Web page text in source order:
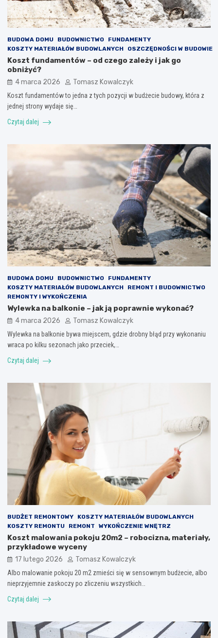
BUDOWA DOMU BUDOWNICTWO
FUNDAMENTY
KOSZTY MATERIAŁÓW BUDOWLANYCH
OSZCZĘDNOŚCI W BUDOWIE
Koszt fundamentów – od czego zależy i jak go
obniżyć?
4 marca 2026 Tomasz Kowalczyk
Koszt fundamentów to jedna z tych pozycji w budżecie budowy, która z
jednej strony wydaje się…
Czytaj dalej
BUDOWA DOMU BUDOWNICTWO
FUNDAMENTY
KOSZTY MATERIAŁÓW BUDOWLANYCH
REMONT I BUDOWNICTWO
REMONTY I WYKOŃCZENIA
Wylewka na balkonie – jak ją poprawnie wykonać?
4 marca 2026 Tomasz Kowalczyk
Wylewka na balkonie bywa miejscem, gdzie drobny błąd przy wykonaniu
wraca po kilku sezonach jako przeciek,…
Czytaj dalej
BUDŻET REMONTOWY
KOSZTY MATERIAŁÓW BUDOWLANYCH
KOSZTY REMONTU
REMONT WYKOŃCZENIE WNĘTRZ
Koszt malowania pokoju 20m2 – robocizna, materiały,
przykładowe wyceny
17 lutego 2026 Tomasz Kowalczyk
Albo malowanie pokoju 20 m2 zmieści się w sensownym budżecie, albo
nieprzyjemnie zaskoczy po zliczeniu wszystkich…
Czytaj dalej